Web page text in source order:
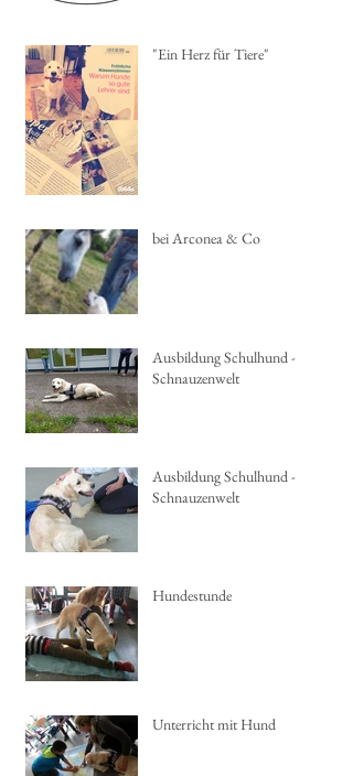
"Ein Herz für Tiere"
bei Arconea & Co
Ausbildung Schulhund -
Schnauzenwelt
Ausbildung Schulhund -
Schnauzenwelt
Hundestunde
Unterricht mit Hund